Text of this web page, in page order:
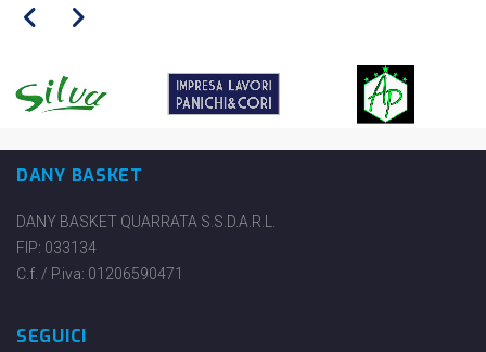
DANY BASKET
DANY BASKET QUARRATA S.S.D.A.R.L.
FIP: 033134
C.f. / P.iva: 01206590471
SEGUICI